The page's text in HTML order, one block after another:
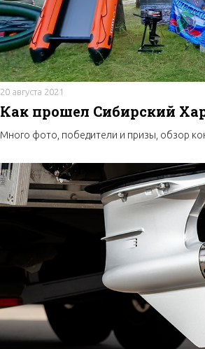
20 августа 2021
Как прошел Сибирский
Много фото, победители и призы, обзор